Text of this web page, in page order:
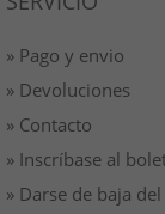
» Pago y envio
» Devoluciones
» Contacto
» Inscríbase al
» Darse de baja